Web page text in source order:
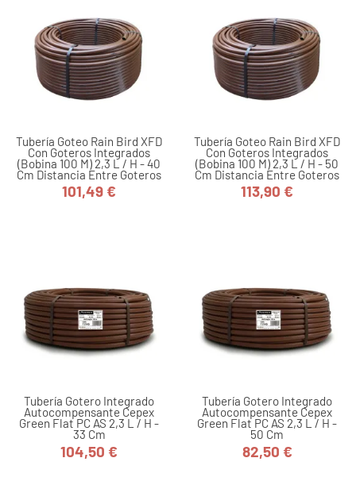
Tubería Goteo Rain Bird XFD
Con Goteros Integrados
(bobina 100 M) 2,3 L / H - 40
Cm Distancia Entre Goteros
Precio
101,49 €
Tubería Goteo Rain Bird XFD
Con Goteros Integrados
(bobina 100 M) 2,3 L / H - 50
Cm Distancia Entre Goteros
Precio
113,90 €
Tubería Gotero Integrado
Autocompensante Cepex
Green Flat PC AS 2,3 L / H -
33 Cm
Precio
104,50 €
Tubería Gotero Integrado
Autocompensante Cepex
Green Flat PC AS 2,3 L / H -
50 Cm
Precio
82,50 €